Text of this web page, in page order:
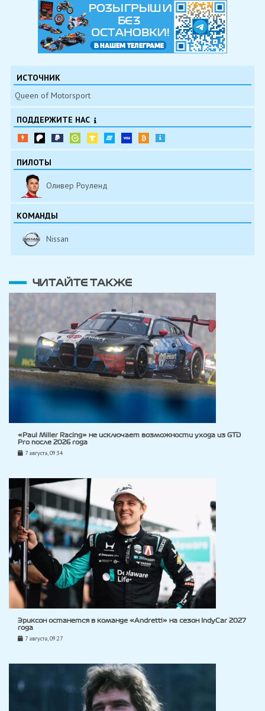
ИСТОЧНИК
Queen of Motorsport
ПОДДЕРЖИТЕ НАС
ПИЛОТЫ
Оливер Роуленд
КОМАНДЫ
Nissan
ЧИТАЙТЕ ТАКЖЕ
«Paul Miller Racing» не исключает возможности ухода из GTD
Pro после 2026 года
7 августа, 09:34
Эриксон останется в команде «Andretti» на сезон IndyCar 2027
года
7 августа, 09:27